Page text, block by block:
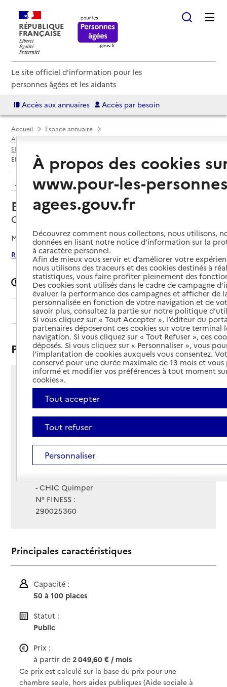
RÉPUBLIQUE
FRANÇAISE
Le site officiel d'information pour les
personnes âgées et les aidants
Accès aux annuaires Accès par besoin
Accueil
Espace annuaire
Annuaire EHPAD et maisons de retraite
EHPAD par département
EHPAD Résidence Ty Glazig
Retour aux résultats de l'annuaire
EHPAD Résidence Ty Glazig
Quimper, FINISTERE
Mis à jour le13/06/2025
Rechercher les établissements autour de Quimper
Signaler une erreur
Sommaire
Présentation
1 avenue des Sports
29000 - Quimper
Voir itinéraire
Téléphone :
02 90 26 45 87
Site Internet
Site internet
Gestionnaire :
- CHIC Quimper
N° FINESS :
290025360
Principales caractéristiques
Capacité :
50 à 100 places
Statut :
Public
Prix :
à partir de2 049,60 € / mois
Ce prix est calculé sur la base du prix pour une
chambre seule, hors aides publiques (Aide sociale à
À propos des cookies
www.pour-les-
agees.gouv.fr
Découvrez comment nous collectons, nous utilisons,
données en lisant notre notice d’information sur la
à caractère personnel.
Afin de mieux vous servir et d’améliorer votre
nous utilisons des traceurs et des cookies destinés à
statistiques, vous faire profiter pleinement des
Des cookies sont utilisés dans le cadre de campagne
évaluer la performance des campagnes et afficher de
personnalisée en fonction de votre navigation et de
savoir plus, consultez la partie sur notre politique
Si vous cliquez sur « Tout Accepter », l’éditeur du
partenaires déposeront ces cookies sur votre terminal
navigation. Si vous cliquez sur « Tout Refuser », ces
déposés. Si vous cliquez sur « Personnaliser », vous
l’implantation de cookies auxquels vous consentez.
conservé pour une durée maximale de 13 mois et
informé et modifier vos préférences à tout moment
cookies ».
Tout accepter
Tout refuser
Personnaliser